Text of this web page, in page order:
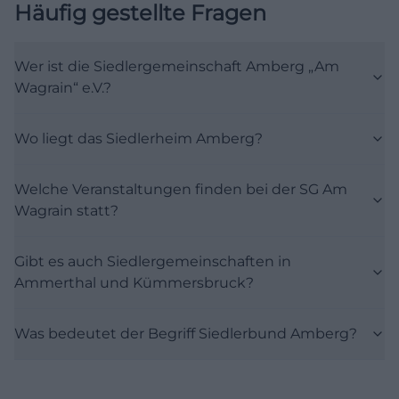
hinausgeht: Hier werden Kontakte gepflegt,
weitergegeben und Informationen für
Eigenheimbesitzer ausgetauscht. Dass die
Mitgliederzahl verfügt, unterstreicht ihren
das wichtig, weil Suchanfragen wie
siedlergemeinschaft amberg, siedlerbund amberg
Veranstaltung, sondern nach Orientierung,
wohneigentum.de](https://www.verband-
Häufig gestellte Fragen
Wer ist die Siedlergemeinschaft Amberg „Am
Wagrain“ e.V.?
Wo liegt das Siedlerheim Amberg?
Welche Veranstaltungen finden bei der SG Am
Wagrain statt?
Gibt es auch Siedlergemeinschaften in
Ammerthal und Kümmersbruck?
Was bedeutet der Begriff Siedlerbund Amberg?